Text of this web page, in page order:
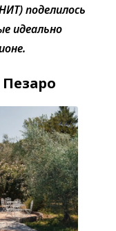
поделилось
идеально